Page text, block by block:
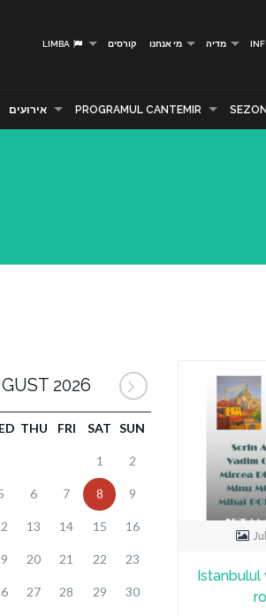
קורסים מי אנחנו מדיה
אירועים PROGRAMUL CANTEMIR
Istanbulul
2026
THU FRI SAT SUN
1 2
6 7 8 9
13 14 15 16
20 21 22 23
27 28 29 30